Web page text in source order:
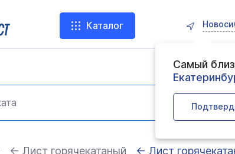
Каталог
Самый
← Лист горячекатаный ← Лист